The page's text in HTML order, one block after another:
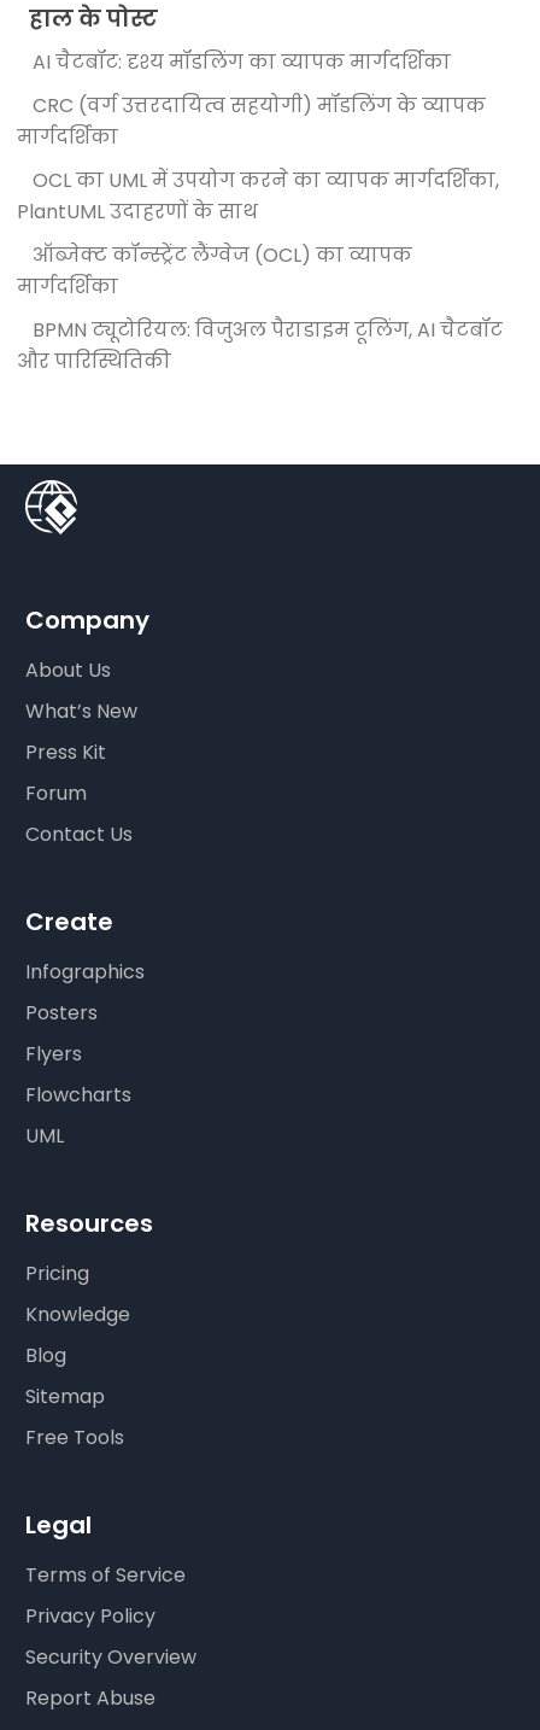
हाल के पोस्ट
AI चैटबॉट: दृश्य मॉडलिंग का व्यापक मार्गदर्शिका
CRC (वर्ग उत्तरदायित्व सहयोगी) मॉडलिंग के व्यापक
मार्गदर्शिका
OCL का UML में उपयोग करने का व्यापक मार्गदर्शिका,
PlantUML उदाहरणों के साथ
ऑब्जेक्ट कॉन्स्ट्रेंट लैंग्वेज (OCL) का व्यापक
मार्गदर्शिका
BPMN ट्यूटोरियल: विजुअल पैराडाइम टूलिंग, AI चैटबॉट
और पारिस्थितिकी
Company
About Us
What’s New
Press Kit
Forum
Contact Us
Create
Infographics
Posters
Flyers
Flowcharts
UML
Resources
Pricing
Knowledge
Blog
Sitemap
Free Tools
Legal
Terms of Service
Privacy Policy
Security Overview
Report Abuse